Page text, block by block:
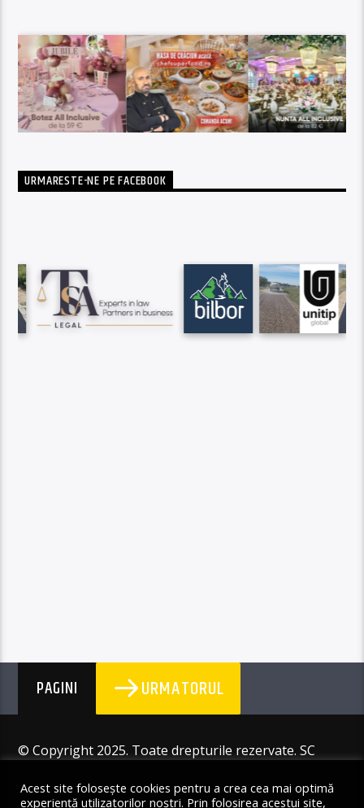
URMARESTE-NE PE FACEBOOK
PAGINI URMATORUL
© Copyright 2025. Toate drepturile rezervate. SC
Acest site folosește cookies pentru a crea cea mai optimă
experiență utilizatorilor noștri. Prin folosirea acestui site,